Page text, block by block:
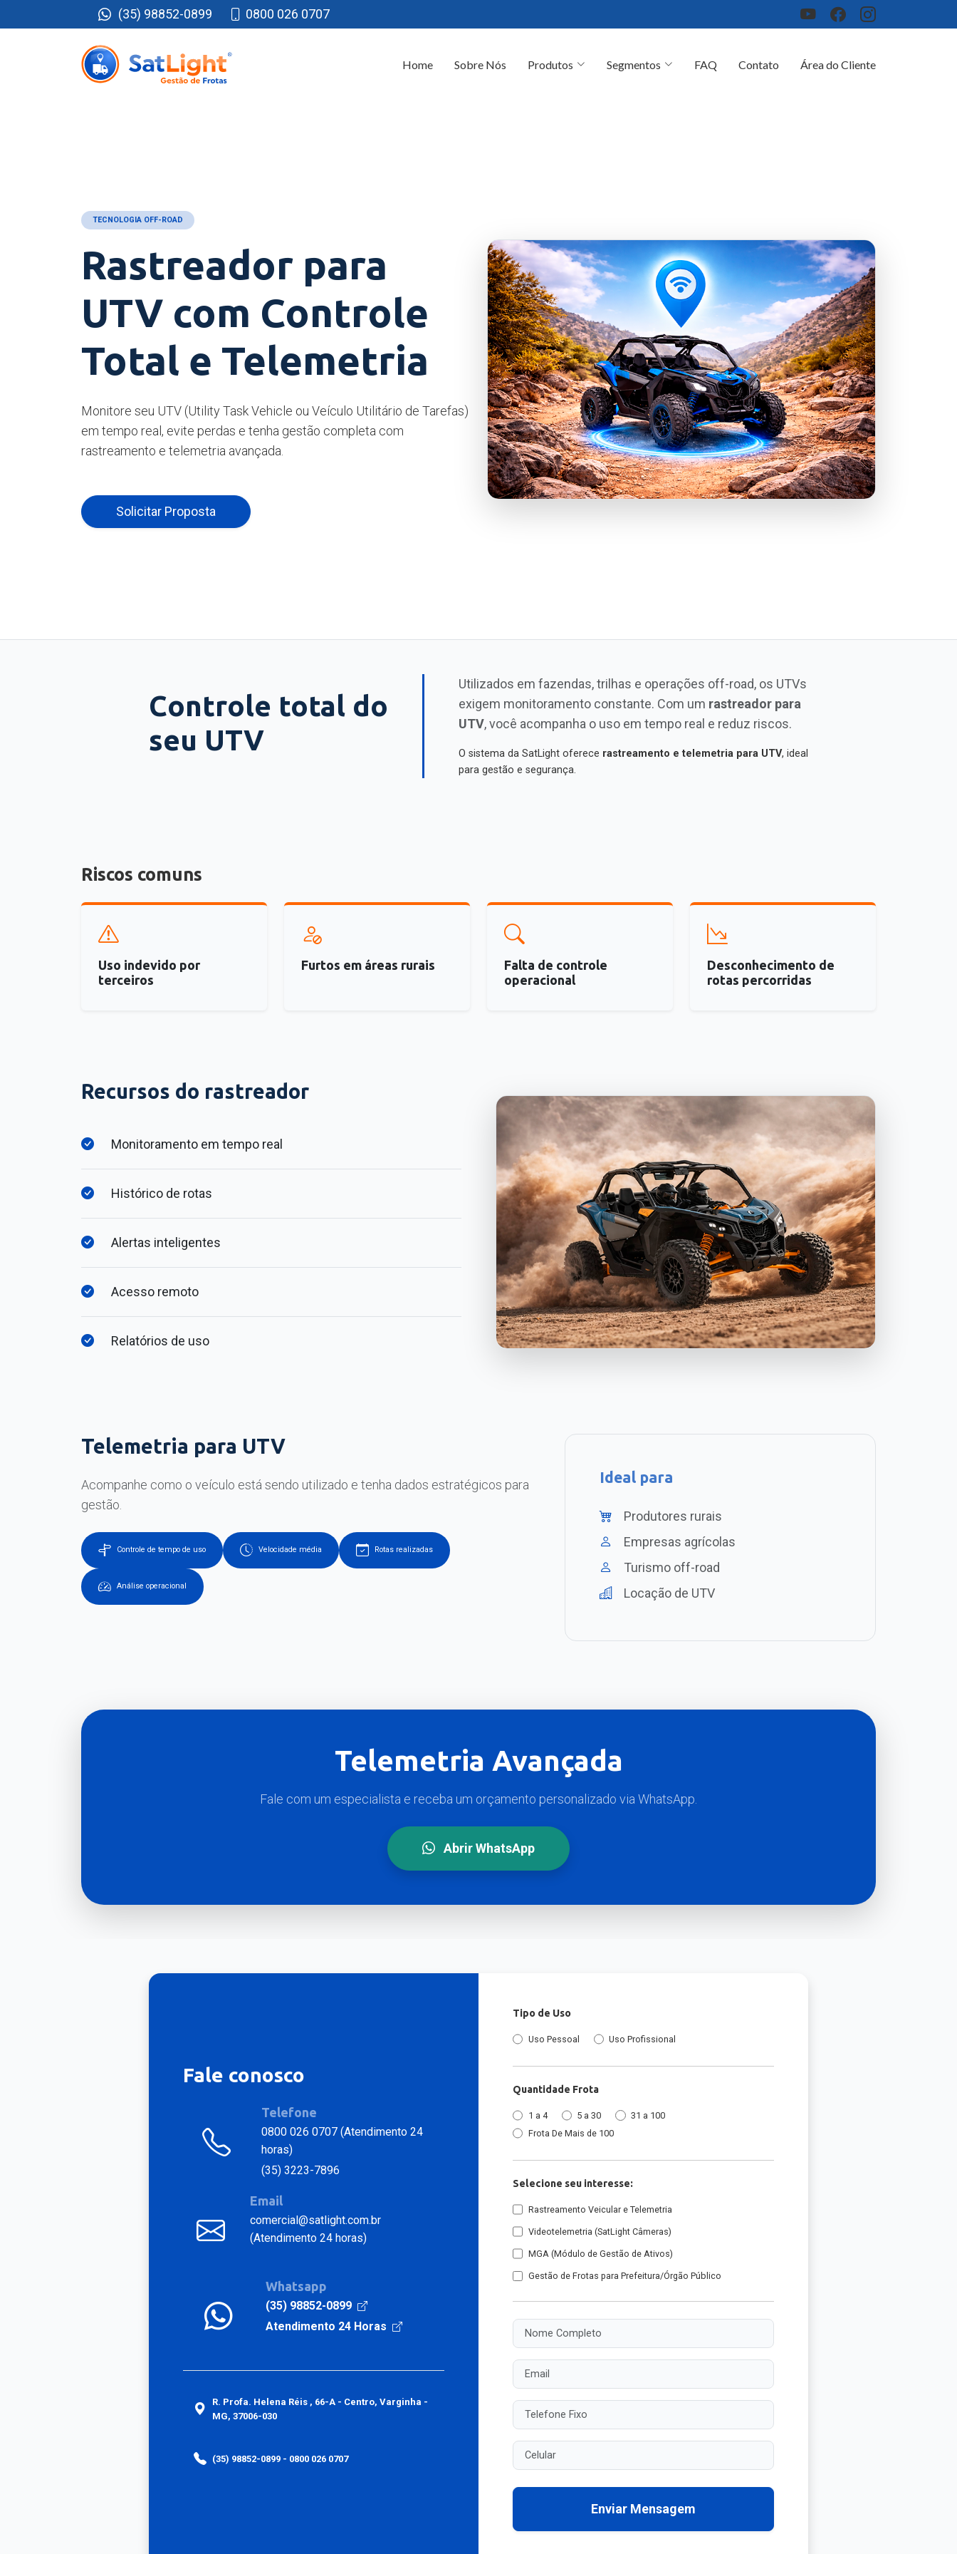
(35) 98852-0899 0800 026 0707
Home Sobre Nós Produtos Segmentos FAQ Contato Área do Cliente
TECNOLOGIA OFF-ROAD
Rastreador para
UTV com Controle
Total e Telemetria
Monitore seu UTV (Utility Task Vehicle ou Veículo Utilitário de Tarefas)
em tempo real, evite perdas e tenha gestão completa com
rastreamento e telemetria avançada.
Solicitar Proposta
Controle total do
seu UTV
Utilizados em fazendas, trilhas e operações off-road, os UTVs
exigem monitoramento constante. Com um rastreador para
UTV, você acompanha o uso em tempo real e reduz riscos.
O sistema da SatLight oferece rastreamento e telemetria para UTV, ideal
para gestão e segurança.
Riscos comuns
Uso indevido por
terceiros
Furtos em áreas rurais
Falta de controle
operacional
Desconhecimento de
rotas percorridas
Recursos do rastreador
Monitoramento em tempo real
Histórico de rotas
Alertas inteligentes
Acesso remoto
Relatórios de uso
Telemetria para UTV
Acompanhe como o veículo está sendo utilizado e tenha dados estratégicos para
gestão.
Controle de tempo de uso Velocidade média Rotas realizadas
Análise operacional
Ideal para
Produtores rurais
Empresas agrícolas
Turismo off-road
Locação de UTV
Telemetria Avançada
Fale com um especialista e receba um orçamento personalizado via WhatsApp.
Abrir WhatsApp
Fale conosco
Telefone
0800 026 0707 (Atendimento 24
horas)
(35) 3223-7896
Email
comercial@satlight.com.br
(Atendimento 24 horas)
Whatsapp
(35) 98852-0899
Atendimento 24 Horas
R. Profa. Helena Réis , 66-A - Centro, Varginha -
MG, 37006-030
(35) 98852-0899 - 0800 026 0707
Tipo de Uso
Uso Pessoal Uso Profissional
Quantidade Frota
1 a 4 5 a 30
31 a 100
Frota De Mais de 100
Selecione seu interesse:
Rastreamento Veicular e Telemetria
Videotelemetria (SatLight Câmeras)
MGA (Módulo de Gestão de Ativos)
Gestão de Frotas para Prefeitura/Órgão Público
Nome Completo
Email
Telefone Fixo
Celular
Enviar Mensagem